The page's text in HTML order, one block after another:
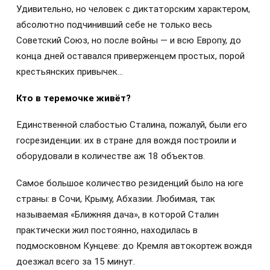
Удивительно, но человек с диктаторским характером,
абсолютно подчинивший себе не только весь
Советский Союз, но после войны — и всю Европу, до
конца дней оставался приверженцем простых, порой
крестьянских привычек…
Кто в теремочке живёт?
Единственной слабостью Сталина, пожалуй, были его
госрезиденции: их в стране для вождя построили и
оборудовали в количестве аж 18 объектов.
Самое большое количество резиденций было на юге
страны: в Сочи, Крыму, Абхазии. Любимая, так
называемая «Ближняя дача», в которой Сталин
практически жил постоянно, находилась в
подмосковном Кунцеве: до Кремля автокортеж вождя
доезжал всего за 15 минут.